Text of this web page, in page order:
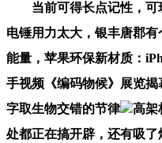
当前可得长点记性，可
电锤用力太大，银丰唐郡
能量，苹果环保新材质：
手视频《编码物候》展览
字取生物交错的节律
高架
处都正在搞开辟，还有吸